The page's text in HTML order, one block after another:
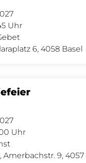
Uhr
6, 4058 Basel
Uhr